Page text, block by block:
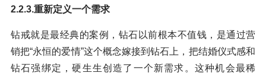
2.2.3.重新定义一个需求
钻戒就是最经典的案例，钻石以前根本不值钱，是通过营
销把“永恒的爱情”这个概念嫁接到钻石上，把结婚仪式感和
钻石强绑定，硬生生创造了一个新需求。这种机会最稀